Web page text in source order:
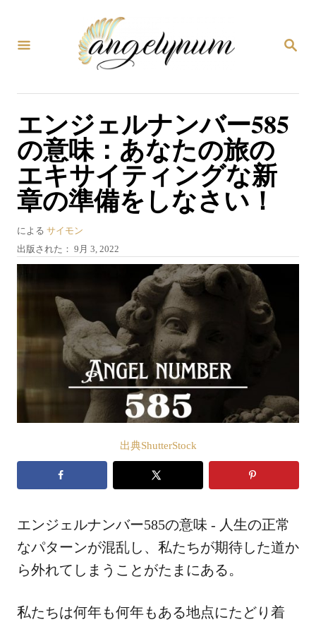
検
エンジェルナンバー585
の意味：あなたの旅の
エキサイティングな新
章の準備をしなさい！
による 著
者
サイモン
投
稿
日
出版された： 9月 3, 2022
出典ShutterStock
エンジェルナンバー585の意味 - 人生の正常
なパターンが混乱し、私たちが期待した道か
ら外れてしまうことがたまにある。
私たちは何年も何年もある地点にたどり着